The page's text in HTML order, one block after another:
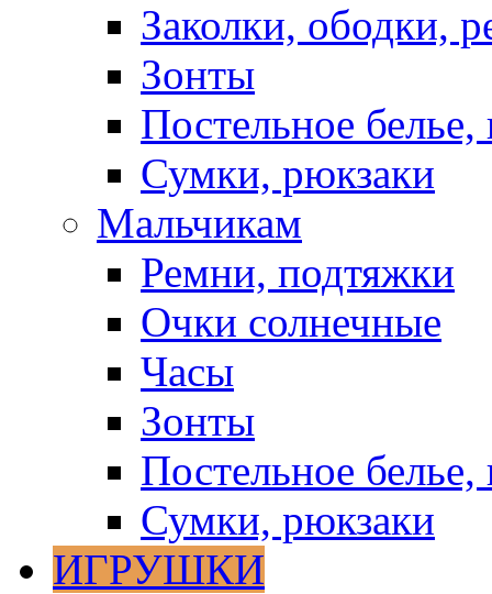
Заколки, ободки,
Зонты
Постельное белье,
Сумки, рюкзаки
Мальчикам
Ремни, подтяжки
Очки солнечные
Часы
Зонты
Постельное белье,
Сумки, рюкзаки
ИГРУШКИ